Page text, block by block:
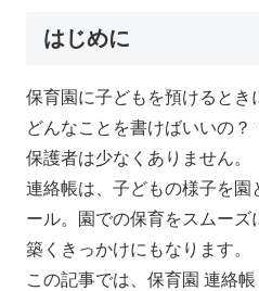
はじめに
保育園に子どもを預けるとき
どんなことを書けばいいの
保護者は少なくありません。
連絡帳は、子どもの様子を園
ール。園での保育をスムー
築くきっかけにもなります。
この記事では、保育園 連絡